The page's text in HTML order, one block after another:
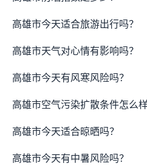
高雄市今天适合旅游出行吗？
高雄市天气对心情有影响吗？
高雄市今天有风寒风险吗？
高雄市空气污染扩散条件怎么样
高雄市今天适合晾晒吗？
高雄市今天有中暑风险吗？